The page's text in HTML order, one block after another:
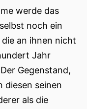
werde das
noch ein
an ihnen nicht
Jahr
Gegenstand,
diesen seinen
als die